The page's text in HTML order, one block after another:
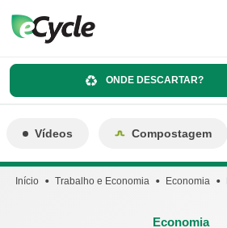
ONDE DESCARTAR?
Vídeos Compostagem
Início Trabalho e Economia Economia
Economia